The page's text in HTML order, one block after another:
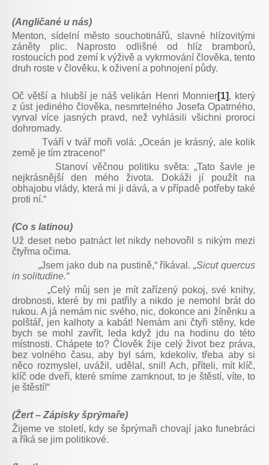
(Angličané u nás)
Menton, sídelní město souchotinářů, slavné hlízovitými
záněty plic. Naprosto odlišné od hlíz bramborů,
rostoucích pod zemí k výživě a vykrmování člověka, tento
druh roste v člověku, k oživení a pohnojení půdy.
Oč větší a hlubší je náš velikán Henri Monnier[1], který
z úst jediného člověka, nesmrtelného Josefa Opatrného,
vyrval více jasných pravd, než vyhlásili všichni proroci
dohromady.
Tváří v tvář moři volá: „Oceán je krásný, ale kolik
země je tím ztraceno!“
Stanoví věčnou politiku světa: „Tato šavle je
nejkrásnější den mého života. Dokáži jí použít na
obhajobu vlády, která mi ji dává, a v případě potřeby také
proti ní.“
(Co s latinou)
Už deset nebo patnáct let nikdy nehovořil s nikým mezi
čtyřma očima.
„Jsem jako dub na pustině,“ říkával.„Sicut quercus
in solitudine.“
„Celý můj sen je mít zařízený pokoj, své knihy,
drobnosti, které by mi patřily a nikdo je nemohl brát do
rukou. A já nemám nic svého, nic, dokonce ani žíněnku a
polštář, jen kalhoty a kabát! Nemám ani čtyři stěny, kde
bych se mohl zavřít, leda když jdu na hodinu do této
místnosti. Chápete to? Člověk žije celý život bez práva,
bez volného času, aby byl sám, kdekoliv, třeba aby si
něco rozmyslel, uvážil, udělal, snil! Ach, příteli, mít klíč,
klíč ode dveří, které smíme zamknout, to je štěstí, víte, to
je štěstí!“
(Žert – Zápisky šprýmaře)
Žijeme ve století, kdy se šprýmaři chovají jako funebráci
a říká se jim politikové.